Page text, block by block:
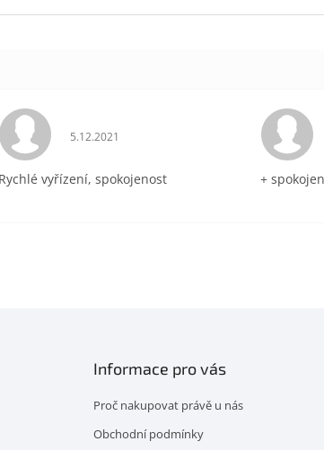
Hodnocení obchodu je 5 z 5 hvězdiček.
5.12.2021
Rychlé vyřízení, spokojenost +
Informace pro vás
Proč nakupovat právě u nás
Obchodní podmínky